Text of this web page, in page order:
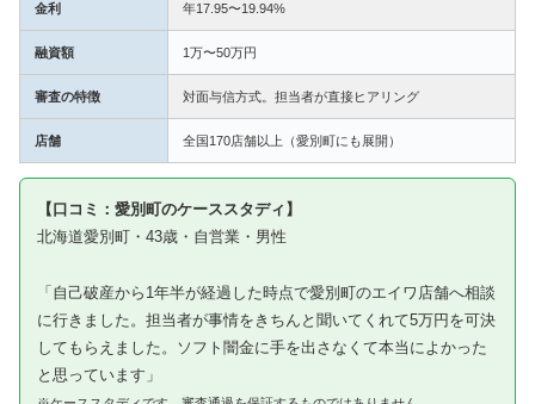
金利 年17.95〜19.94%
融資額 1万〜50万円
審査の特徴 対面与信方式。担当者が直接ヒアリング
店舗 全国170店舗以上（愛別町にも展開）
【口コミ：愛別町のケーススタディ】
北海道愛別町・43歳・自営業・男性
「自己破産から1年半が経過した時点で愛別町のエイワ店舗へ相談
に行きました。担当者が事情をきちんと聞いてくれて5万円を可決
してもらえました。ソフト闇金に手を出さなくて本当によかった
と思っています」